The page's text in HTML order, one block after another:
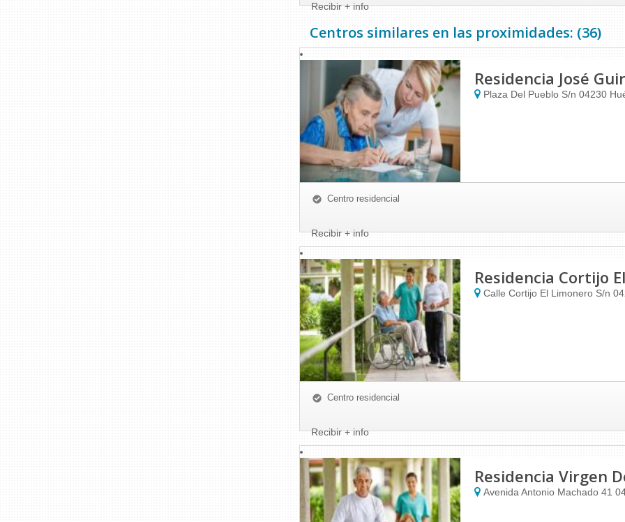
Recibir + info
Centros similares en las proximidades: (36)
Residencia José
Plaza Del Pueblo S/n 04230
Centro residencial
Recibir + info
Residencia Cortijo
Calle Cortijo El Limonero S/n
Centro residencial
Recibir + info
Residencia Virgen
Avenida Antonio Machado 41